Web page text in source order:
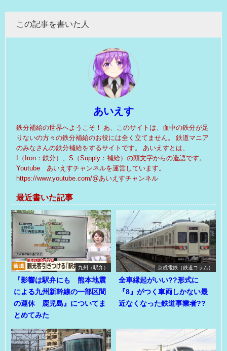
この記事を書いた人
あいえす
鉄分補給の世界へようこそ！ あ、このサイトは、血中の鉄分が足
りないの方々の鉄分補給のお役には全く立てません。 鉄道マニア
のみなさんの鉄分補給をするサイトです。 あいえすとは、
I（Iron：鉄分）、S（Supply：補給）の頭文字からの造語です。
Youtube あいえすチャンネルを運営しています。
https://www.youtube.com/@あいえすチャンネル
最近書いた記事
九州（駅弁）
『影響は駅弁にも 熊本地震
による九州新幹線の一部区間
の運休 鹿児島』についてま
とめてみた
京成電鉄（鉄道コラム）
全車縁起がいい??形式に
『8』がつく車両しかない最
近なくなった鉄道事業者??